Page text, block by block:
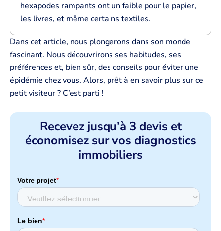
hexapodes rampants ont un faible pour le papier,
les livres, et même certains textiles.
Dans cet article, nous plongerons dans son monde
fascinant. Nous découvrirons ses habitudes, ses
préférences et, bien sûr, des conseils pour éviter une
épidémie chez vous. Alors, prêt à en savoir plus sur ce
petit visiteur ? C’est parti !
Recevez jusqu’à 3 devis et
économisez sur vos diagnostics
immobiliers